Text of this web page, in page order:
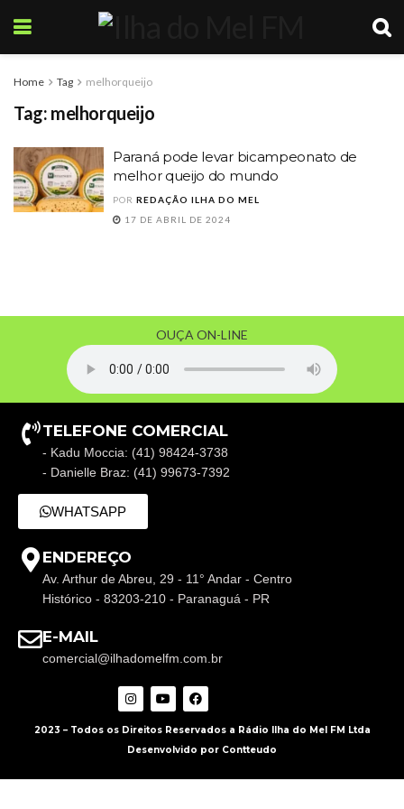
Home Tag melhorqueijo
Tag: melhorqueijo
Paraná pode levar bicampeonato de
melhor queijo do mundo
POR REDAÇÃO ILHA DO MEL
17 DE ABRIL DE 2024
OUÇA ON-LINE
TELEFONE COMERCIAL
- Kadu Moccia: (41) 98424-3738
- Danielle Braz: (41) 99673-7392
WHATSAPP
ENDEREÇO
Av. Arthur de Abreu, 29 - 11° Andar - Centro
Histórico - 83203-210 - Paranaguá - PR
E-MAIL
comercial@ilhadomelfm.com.br
2023 – Todos os Direitos Reservados a Rádio Ilha do Mel FM Ltda
Desenvolvido por Contteudo